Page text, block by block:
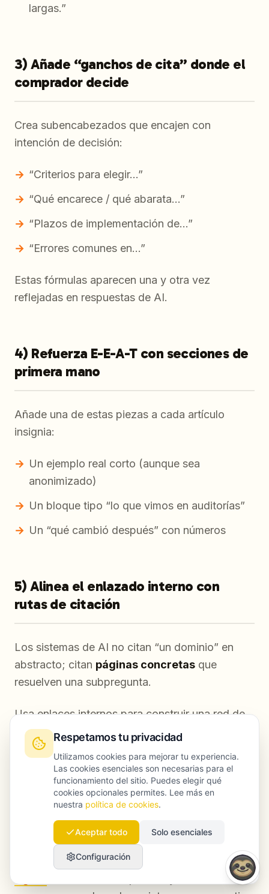
largas.”
3) Añade “ganchos de cita” donde el
comprador decide
Crea subencabezados que encajen con
intención de decisión:
“Criterios para elegir…”
“Qué encarece / qué abarata…”
“Plazos de implementación de…”
“Errores comunes en…”
Estas fórmulas aparecen una y otra vez
reflejadas en respuestas de AI.
4) Refuerza E-E-A-T con secciones de
primera mano
Añade una de estas piezas a cada artículo
insignia:
Un ejemplo real corto (aunque sea
anonimizado)
Un bloque tipo “lo que vimos en auditorías”
Un “qué cambió después” con números
5) Alinea el enlazado interno con
rutas de citación
Los sistemas de AI no citan “un dominio” en
abstracto; citan páginas concretas que
resuelven una subpregunta.
Usa enlaces internos para construir una red de
conocimiento compacta:
Una página hub (definición de categoría)
Páginas de soporte (implementación,
herramientas, plantillas)
Páginas de prueba (casos de éxito)
Si quieres poner esto en marcha rápido, el SEO
de Launchmind puede ayudar a detectar
Respetamos tu privacidad
Utilizamos cookies para mejorar tu experiencia.
Las cookies esenciales son necesarias para el
funcionamiento del sitio. Puedes elegir qué
cookies opcionales permites. Lee más en
nuestra política de cookies.
Aceptar todo Solo esenciales
Configuración